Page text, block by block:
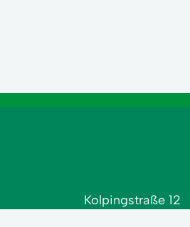
Kolpingstraße 12